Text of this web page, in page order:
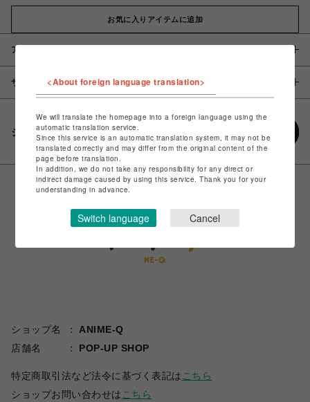
お気に入りアイテムに追加
アイテム説明 / 素材
サイズ
シェアする
ショップ名
ANIME-Q
店舗名
POP-UP SHOP
特定商取引法など法令に基づく表記は こちら
ショップお問い合わせは こちら
<About foreign language translation>
We will translate the homepage into a foreign language using the
automatic translation service.
Since this service is an automatic translation system, it may not be
translated correctly and may differ from the original content of the
page before translation.
In addition, we do not take any responsibility for any direct or
indirect damage caused by using this service. Thank you for your
understanding in advance.
Switch language Cancel